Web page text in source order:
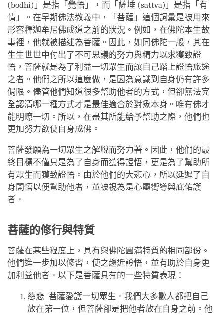
(bodhi)」是指「覺悟」，而「薩埵 (sattva)」是指「有
情」。在早期佛法教義中，「菩薩」這個詞彙是被用來
形容釋迦牟尼佛成道之前的狀況。例如，在佛陀本生故
事裡，他就被描述為菩薩。因此，如同佛陀一般，其在
生生世世中付出了不可思議的努力與精力以求獲致證
悟，菩薩就是為了利益一切眾生而讓自己踏上證悟旅途
之者。他們之所以這麼做，是因為意識到自身仍有許多
侷限。儘管他們知道很多幫助他者的方式，但卻無法完
全認清哪一種方式才是最佳適合於對象本身。唯有佛才
能明瞭一切。所以，在盡其所能給予幫助之際，他們也
更加努力欲使自身成佛。
菩薩發願為一切眾生之解脫而努力著。因此，他們的最
終目標不僅只是為了自身而獲得證悟，更是為了幫助所
有眾生而獲致證悟。由於他們的大悲心，所以延遲了自
身開悟以便幫助他者，並被視為是心靈嚮導與庇佑護
者。
菩薩的修行與特質
菩薩在某些程度上，具有與佛陀圓滿特質的相同部份。
他們進一步加以修習，使之趨近證悟，並有助於自身更
加利益他者。以下是菩薩具有的一些特質表現：
慈悲–菩薩愛護一切眾生。我們大多數人都把自己
放在第一位，但菩薩卻是把他者放在自身之前。他